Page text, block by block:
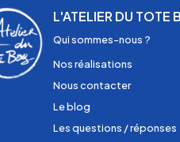
L'ATELIER DU TOTE
Qui sommes-nous ?
Nos réalisations
Nous contacter
Le blog
Les questions / réponses